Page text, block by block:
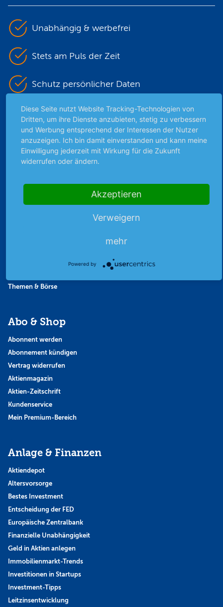
Unabhängig & werbefrei
Stets am Puls der Zeit
Schutz persönlicher Daten
Sicher mit SSL-Verschlüsselung
Highlights
Börsenbericht
Themen & Börse
Abo & Shop
Abonnent werden
Abonnement kündigen
Vertrag widerrufen
Aktienmagazin
Aktien-Zeitschrift
Kundenservice
Mein Premium-Bereich
Anlage & Finanzen
Aktiendepot
Altersvorsorge
Bestes Investment
Entscheidung der FED
Europäische Zentralbank
Finanzielle Unabhängigkeit
Geld in Aktien anlegen
Immobilienmarkt-Trends
Investitionen in Startups
Investment-Tipps
Leitzinsentwicklung
Diese Seite nutzt Website Tracking-Technologien von
Dritten, um ihre Dienste anzubieten, stetig zu verbessern
und Werbung entsprechend der Interessen der Nutzer
anzuzeigen. Ich bin damit einverstanden und kann meine
Einwilligung jederzeit mit Wirkung für die Zukunft
widerrufen oder ändern.
Akzeptieren
Verweigern
mehr
Powered by